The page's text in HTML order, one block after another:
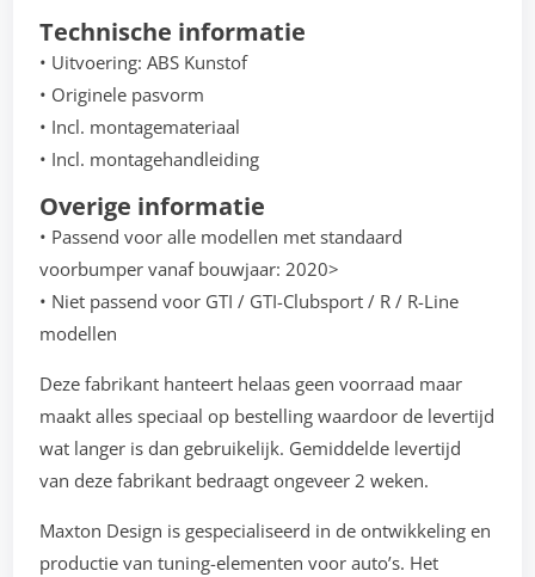
Technische informatie
• Uitvoering: ABS Kunstof
• Originele pasvorm
• Incl. montagemateriaal
• Incl. montagehandleiding
Overige informatie
• Passend voor alle modellen met standaard
voorbumper vanaf bouwjaar: 2020>
• Niet passend voor GTI / GTI-Clubsport / R / R-Line
modellen
Deze fabrikant hanteert helaas geen voorraad maar
maakt alles speciaal op bestelling waardoor de levertijd
wat langer is dan gebruikelijk. Gemiddelde levertijd
van deze fabrikant bedraagt ongeveer 2 weken.
Maxton Design is gespecialiseerd in de ontwikkeling en
productie van tuning-elementen voor auto’s. Het